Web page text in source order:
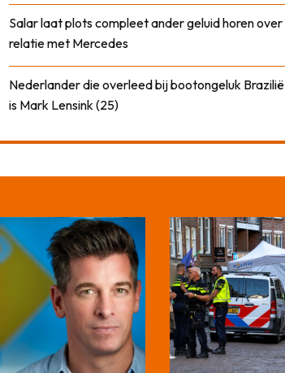
Salar laat plots compleet ander geluid horen over
relatie met Mercedes
Nederlander die overleed bij bootongeluk Brazilië
is Mark Lensink (25)